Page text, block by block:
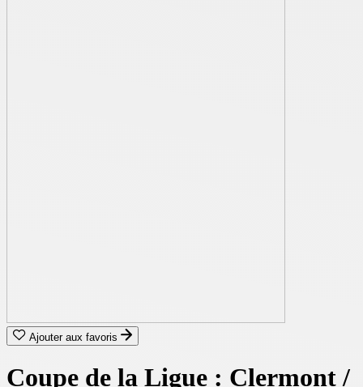
Ajouter aux favoris
Coupe de la Ligue : Clermont /